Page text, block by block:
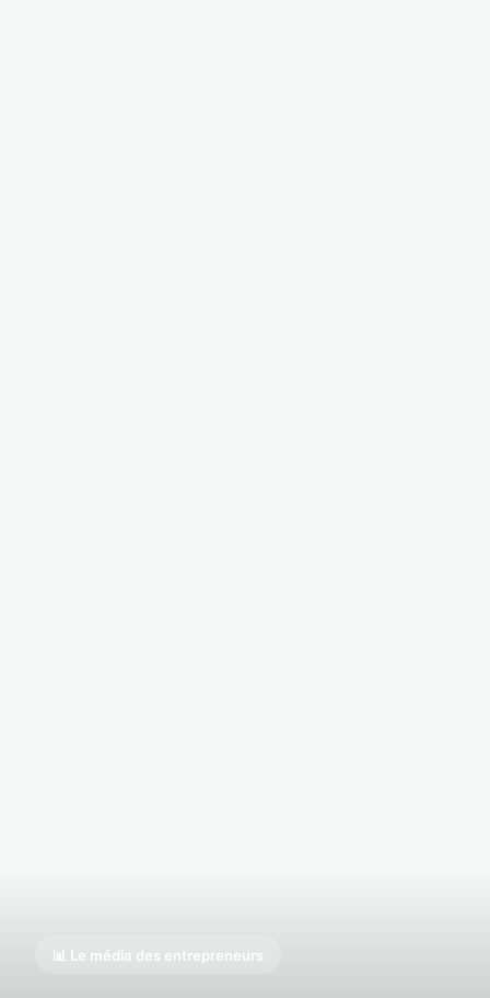
📊 Le média des entrepreneurs